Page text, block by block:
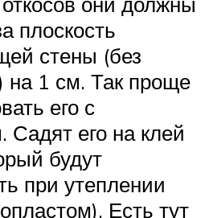
плоскость
стены (без
на 1 см. Так проще
его с
Садят его на клей
будут
при утеплении
Есть тут